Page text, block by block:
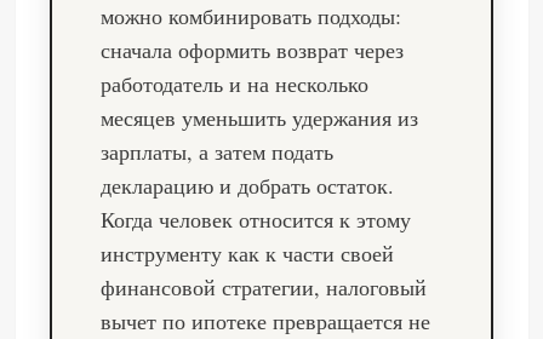
можно комбинировать подходы:
сначала оформить возврат через
работодатель и на несколько
месяцев уменьшить удержания из
зарплаты, а затем подать
декларацию и добрать остаток.
Когда человек относится к этому
инструменту как к части своей
финансовой стратегии, налоговый
вычет по ипотеке превращается не